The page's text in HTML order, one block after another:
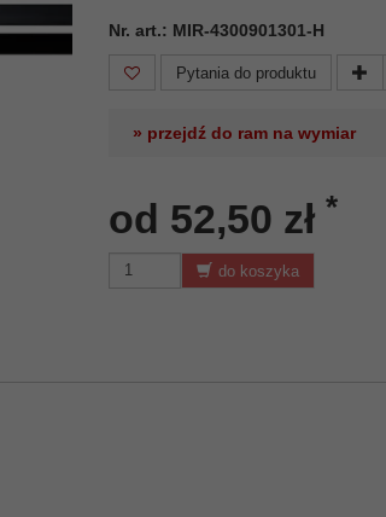
Nr. art.: MIR-4300901301-H
Pytania do produktu
» przejdź do ram na wymiar
od 52,50 zł *
do koszyka